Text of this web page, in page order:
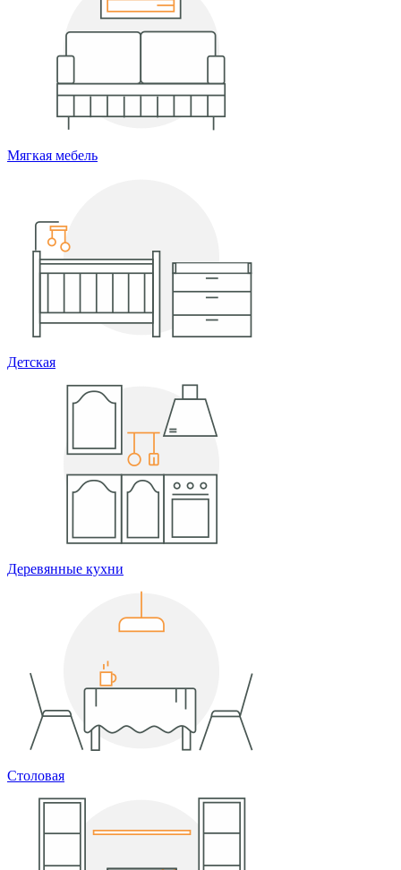
Мягкая мебель
Детская
Деревянные кухни
Столовая